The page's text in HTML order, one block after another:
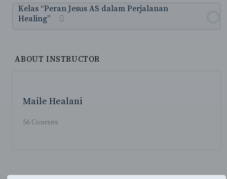
Kelas “Peran Jesus AS dalam Perjalanan
Healing”
ABOUT INSTRUCTOR
Maile Healani
56 Courses